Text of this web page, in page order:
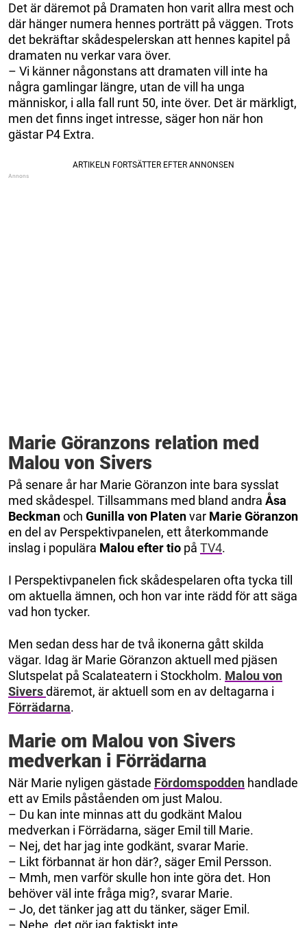
Det är däremot på Dramaten hon varit allra mest och
där hänger numera hennes porträtt på väggen. Trots
det bekräftar skådespelerskan att hennes kapitel på
dramaten nu verkar vara över.
– Vi känner någonstans att dramaten vill inte ha
några gamlingar längre, utan de vill ha unga
människor, i alla fall runt 50, inte över. Det är märkligt,
men det finns inget intresse, säger hon när hon
gästar P4 Extra.
Marie Göranzons relation med
Malou von Sivers
På senare år har Marie Göranzon inte bara sysslat
med skådespel. Tillsammans med bland andra Åsa
Beckmanoch Gunilla von Platenvar Marie Göranzon
en del av Perspektivpanelen, ett återkommande
inslag i populära Malou efter tio på TV4.
I Perspektivpanelen fick skådespelaren ofta tycka till
om aktuella ämnen, och hon var inte rädd för att säga
vad hon tycker.
Men sedan dess har de två ikonerna gått skilda
vägar. Idag är Marie Göranzon aktuell med pjäsen
Slutspelat på Scalateatern i Stockholm. Malou von
Siversdäremot, är aktuell som en av deltagarna i
Förrädarna.
Marie om Malou von Sivers
medverkan i Förrädarna
När Marie nyligen gästade Fördomspodden handlade
ett av Emils påståenden om just Malou.
– Du kan inte minnas att du godkänt Malou
medverkan i Förrädarna, säger Emil till Marie.
– Nej, det har jag inte godkänt, svarar Marie.
– Likt förbannat är hon där?, säger Emil Persson.
– Mmh, men varför skulle hon inte göra det. Hon
behöver väl inte fråga mig?, svarar Marie.
– Jo, det tänker jag att du tänker, säger Emil.